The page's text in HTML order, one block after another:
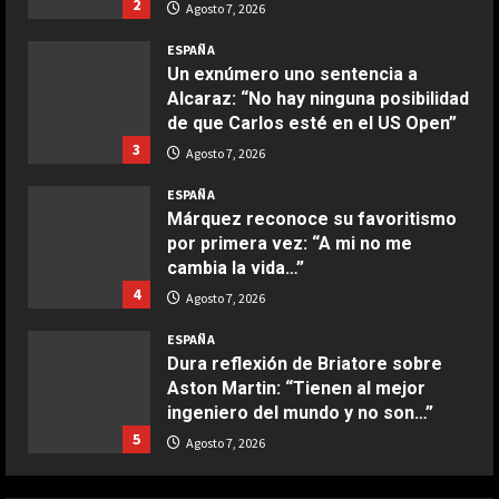
2 Agosto 7, 2026
3
ESPAÑA
Un exnúmero uno sentencia a
Alcaraz: “No hay ninguna posibilidad
de que Carlos esté en el US Open”
Agosto 7, 2026
4
ESPAÑA
Márquez reconoce su favoritismo
por primera vez: “A mi no me
cambia la vida…”
Agosto 7, 2026
5
ESPAÑA
Dura reflexión de Briatore sobre
Aston Martin: “Tienen al mejor
ingeniero del mundo y no son…”
Agosto 7, 2026
COCINA
Boquerones fritos en freidora de
aire
Aprile 24, 2026
Buñuelos de alcachofas
Aprile 5, 2026
Ternera guisada con senderuelas
COCINA
Ensalada de habas y alcachofas con